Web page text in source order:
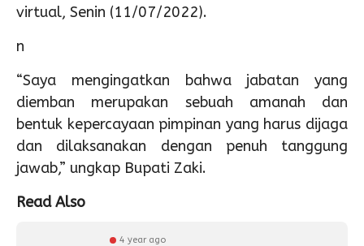
virtual, Senin (11/07/2022).
n
“Saya mengingatkan bahwa jabatan yang
diemban merupakan sebuah amanah dan
bentuk kepercayaan pimpinan yang harus dijaga
dan dilaksanakan dengan penuh tanggung
jawab,” ungkap Bupati Zaki.
Read Also
4 year ago